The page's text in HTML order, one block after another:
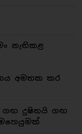
නැතිකළ
අමතක කර
ගඟ දුෂිතයි ගඟ